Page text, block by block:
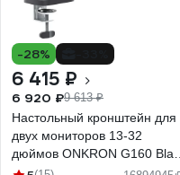
-28%
6 415 ₽
6 920 ₽9 613 ₽
Настольный кронштейн для
двух мониторов 13-32
дюймов ONKRON G160 Black
G160B